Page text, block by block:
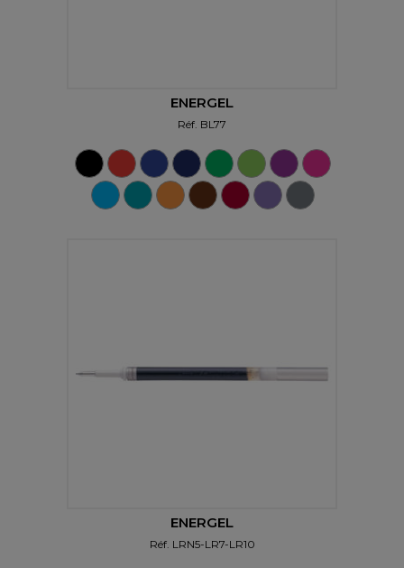
ENERGEL
Réf. BL77
ENERGEL
Réf. LRN5-LR7-LR10